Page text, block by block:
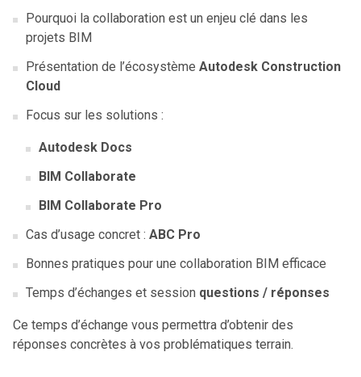
Pourquoi la collaboration est un enjeu clé dans les
projets BIM
Présentation de l’écosystème Autodesk Construction
Cloud
Focus sur les solutions :
Autodesk Docs
BIM Collaborate
BIM Collaborate Pro
Cas d’usage concret : ABC Pro
Bonnes pratiques pour une collaboration BIM efficace
Temps d’échanges et session questions / réponses
Ce temps d’échange vous permettra d’obtenir des
réponses concrètes à vos problématiques terrain.